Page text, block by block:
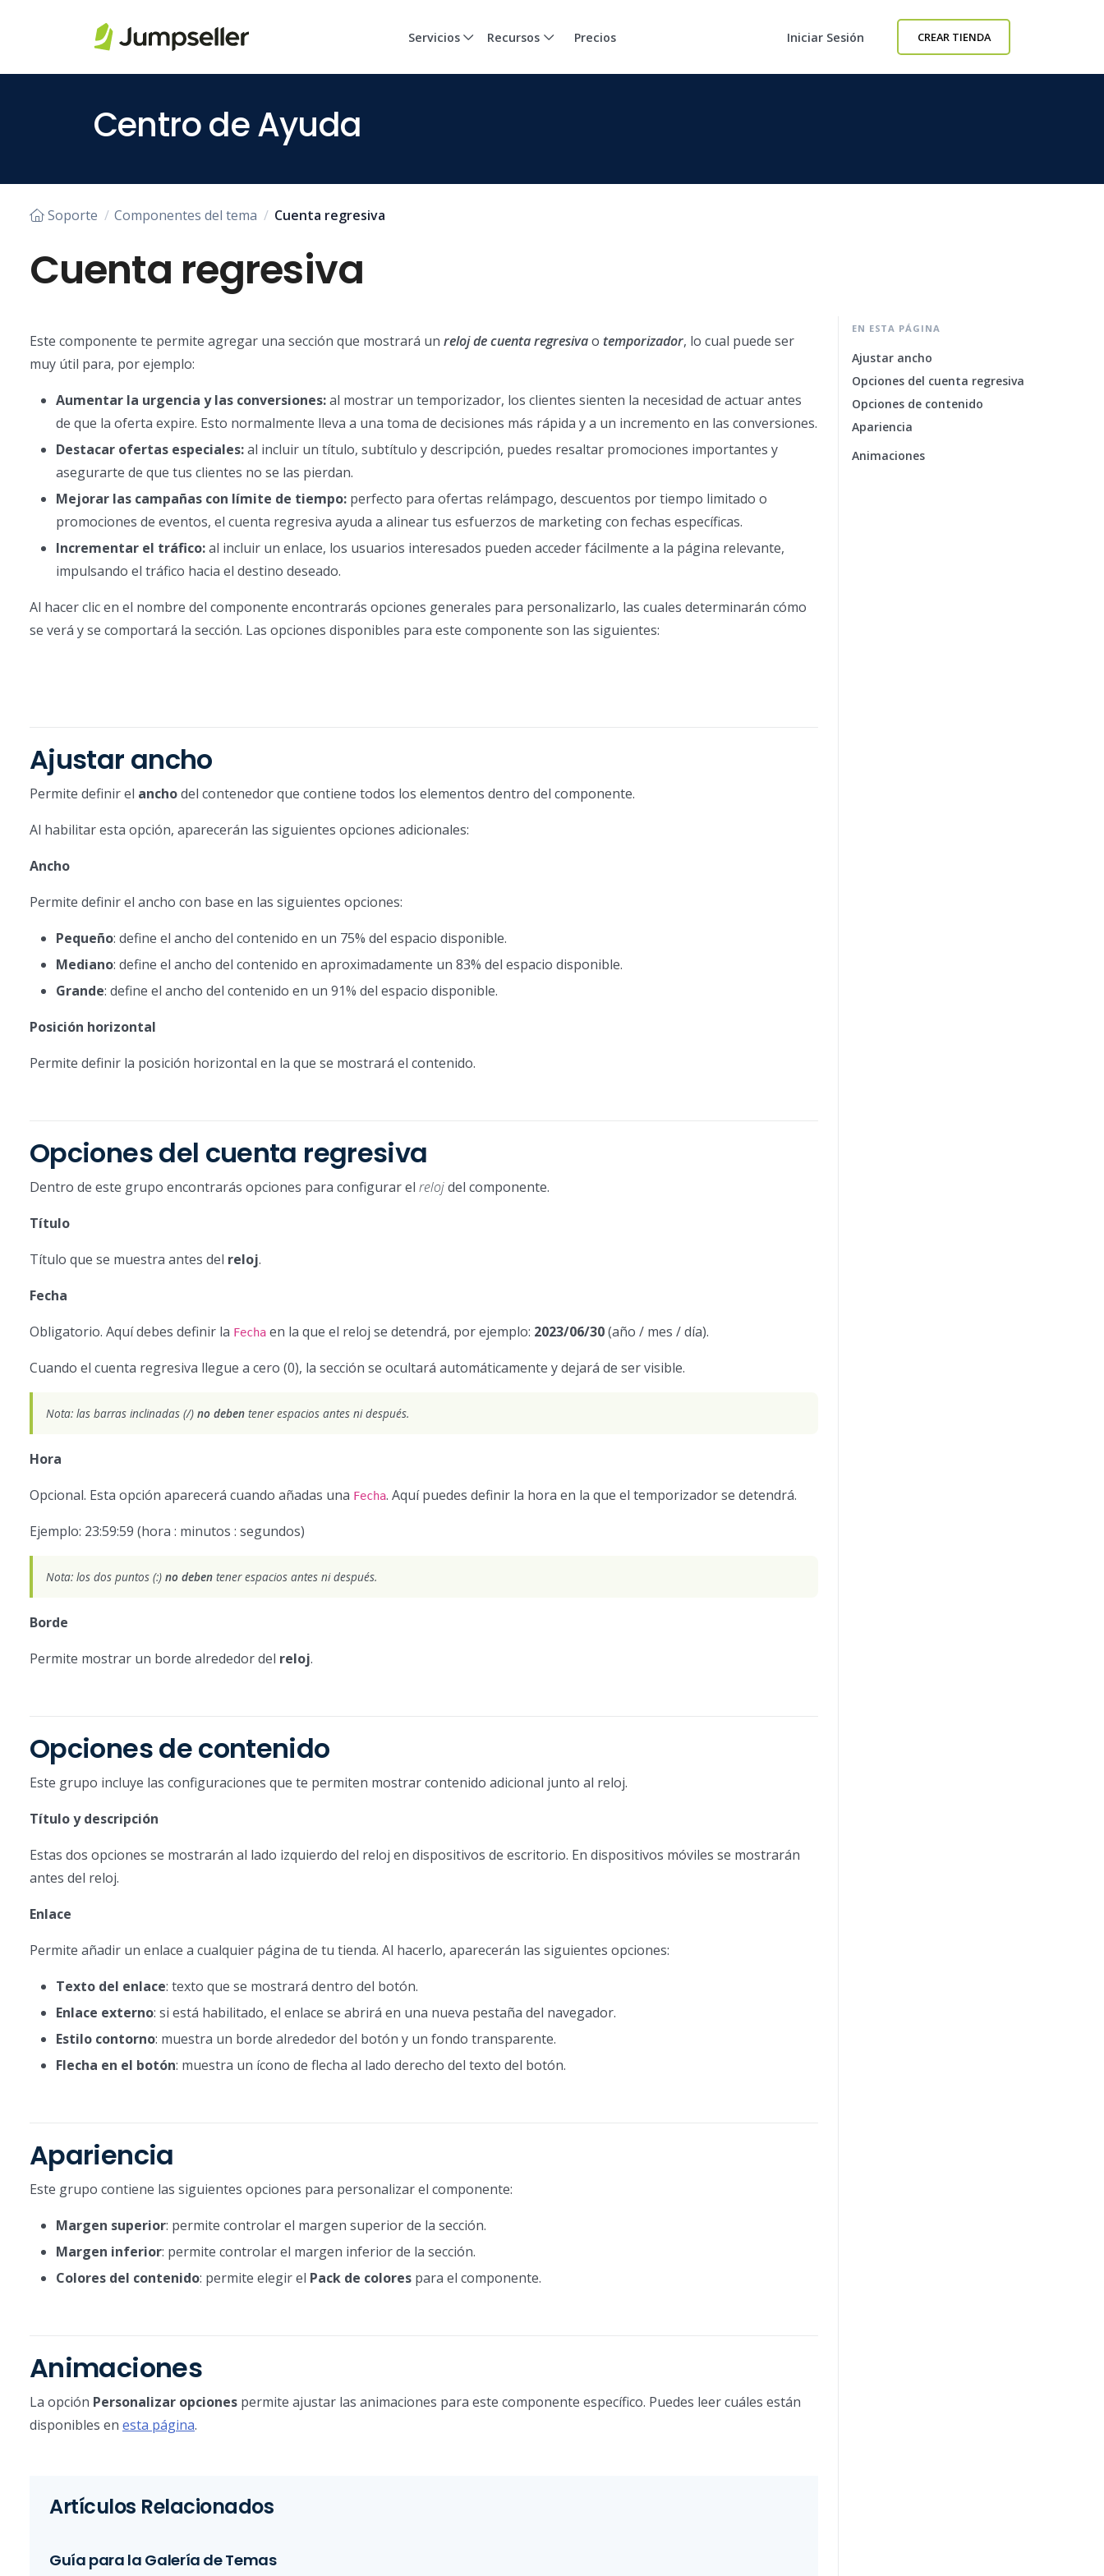
Saltar al contenido principal
Servicios Recursos Precios Iniciar Sesión CREAR TIENDA
Centro de Ayuda
Soporte Componentes del tema Cuenta regresiva
Cuenta regresiva
Este componente te permite agregar una sección que mostrará un reloj de cuenta regresivao temporizador, lo cual puede ser
muy útil para, por ejemplo:
Aumentar la urgencia y las conversiones:al mostrar un temporizador, los clientes sienten la necesidad de actuar antes
de que la oferta expire. Esto normalmente lleva a una toma de decisiones más rápida y a un incremento en las conversiones.
Destacar ofertas especiales:al incluir un título, subtítulo y descripción, puedes resaltar promociones importantes y
asegurarte de que tus clientes no se las pierdan.
Mejorar las campañas con límite de tiempo: perfecto para ofertas relámpago, descuentos por tiempo limitado o
promociones de eventos, el cuenta regresiva ayuda a alinear tus esfuerzos de marketing con fechas específicas.
Incrementar el tráfico:al incluir un enlace, los usuarios interesados pueden acceder fácilmente a la página relevante,
impulsando el tráfico hacia el destino deseado.
Al hacer clic en el nombre del componente encontrarás opciones generales para personalizarlo, las cuales determinarán cómo
se verá y se comportará la sección. Las opciones disponibles para este componente son las siguientes:
Ajustar ancho
Permite definir el anchodel contenedor que contiene todos los elementos dentro del componente.
Al habilitar esta opción, aparecerán las siguientes opciones adicionales:
Ancho
Permite definir el ancho con base en las siguientes opciones:
Pequeño: define el ancho del contenido en un 75% del espacio disponible.
Mediano: define el ancho del contenido en aproximadamente un 83% del espacio disponible.
Grande: define el ancho del contenido en un 91% del espacio disponible.
Posición horizontal
Permite definir la posición horizontal en la que se mostrará el contenido.
Opciones del cuenta regresiva
Dentro de este grupo encontrarás opciones para configurar el relojdel componente.
Título
Título que se muestra antes del reloj.
Fecha
Obligatorio. Aquí debes definir la Fecha en la que el reloj se detendrá, por ejemplo: 2023/06/30(año / mes / día).
Cuando el cuenta regresiva llegue a cero (0), la sección se ocultará automáticamente y dejará de ser visible.
Nota: las barras inclinadas (/) no deben tener espacios antes ni después.
Hora
Opcional. Esta opción aparecerá cuando añadas una Fecha. Aquí puedes definir la hora en la que el temporizador se detendrá.
Ejemplo: 23:59:59 (hora : minutos : segundos)
Nota: los dos puntos (:) no deben tener espacios antes ni después.
Borde
Permite mostrar un borde alrededor del reloj.
Opciones de contenido
Este grupo incluye las configuraciones que te permiten mostrar contenido adicional junto al reloj.
Título y descripción
Estas dos opciones se mostrarán al lado izquierdo del reloj en dispositivos de escritorio. En dispositivos móviles se mostrarán
antes del reloj.
Enlace
Permite añadir un enlace a cualquier página de tu tienda. Al hacerlo, aparecerán las siguientes opciones:
Texto del enlace: texto que se mostrará dentro del botón.
Enlace externo: si está habilitado, el enlace se abrirá en una nueva pestaña del navegador.
Estilo contorno: muestra un borde alrededor del botón y un fondo transparente.
Flecha en el botón: muestra un ícono de flecha al lado derecho del texto del botón.
Apariencia
Este grupo contiene las siguientes opciones para personalizar el componente:
Margen superior: permite controlar el margen superior de la sección.
Margen inferior: permite controlar el margen inferior de la sección.
Colores del contenido: permite elegir el Pack de colores para el componente.
Animaciones
La opción Personalizar opciones permite ajustar las animaciones para este componente específico. Puedes leer cuáles están
disponibles en esta página.
Artículos Relacionados
Guía para la Galería de Temas
EN ESTA PÁGINA
Ajustar ancho
Opciones del cuenta regresiva
Opciones de contenido
Apariencia
Animaciones